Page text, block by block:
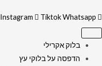
Instagram TiktokWhatsapp
בלוק אקרילי
הדפסה על בלוקי עץ
בשחור
לבית
כנסת